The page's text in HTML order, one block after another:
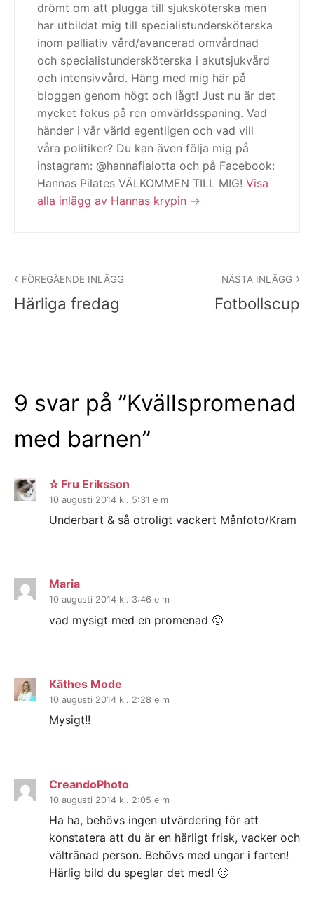
drömt om att plugga till sjuksköterska men
har utbildat mig till specialistundersköterska
inom palliativ vård/avancerad omvårdnad
och specialistundersköterska i akutsjukvård
och intensivvård. Häng med mig här på
bloggen genom högt och lågt! Just nu är det
mycket fokus på ren omvärldsspaning. Vad
händer i vår värld egentligen och vad vill
våra politiker? Du kan även följa mig på
instagram: @hannafialotta och på Facebook:
Hannas Pilates VÄLKOMMEN TILL MIG! Visa
alla inlägg av Hannas krypin
FÖREGÅENDE INLÄGG
Härliga fredag
NÄSTA INLÄGG
Fotbollscup
9 svar på ”Kvällspromenad
med barnen”
✫ Fru Eriksson
10 augusti 2014 kl. 5:31 e m
Underbart & så otroligt vackert Månfoto/Kram
Maria
10 augusti 2014 kl. 3:46 e m
vad mysigt med en promenad 🙂
Käthes Mode
10 augusti 2014 kl. 2:28 e m
Mysigt!!
CreandoPhoto
10 augusti 2014 kl. 2:05 e m
Ha ha, behövs ingen utvärdering för att
konstatera att du är en härligt frisk, vacker och
vältränad person. Behövs med ungar i farten!
Härlig bild du speglar det med! 🙂